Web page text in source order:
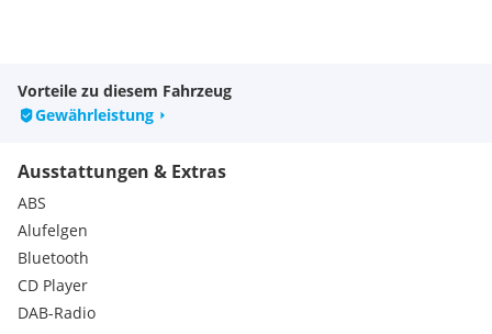
Das Fahrzeug befindet sich in einem guten Zustand .
Unterlagen für eine Finanzierung:
• Drei letzten Lohnzettel
• Lichtbildausweis
• Kontonummer
• Visum (falls nicht EU-Bürger)
Sofortkredit/Finanzierung/Eintausch möglich. Bitte nehmen
Sie für eine Finanzierung einen Einkommensnachweis mit.
Irrtümer und Zwischenverkauf und Eingabefehler
vorbehalten.
Vorteile zu diesem Fahrzeug
Gewährleistung
Ausstattungen & Extras
ABS
Alufelgen
Bluetooth
CD Player
DAB-Radio